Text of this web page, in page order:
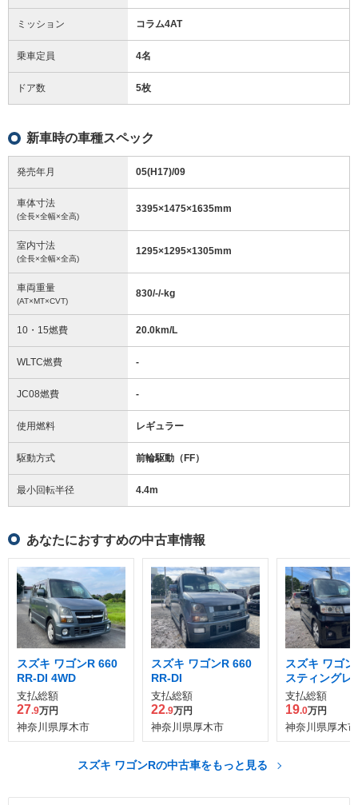
ミッション コラム4AT
乗車定員 4名
ドア数 5枚
新車時の車種スペック
発売年月 05(H17)/09
車体寸法
(全長×全幅×全高)
3395×1475×1635mm
室内寸法
(全長×全幅×全高)
1295×1295×1305mm
車両重量
(AT×MT×CVT)
830/-/-kg
10・15燃費 20.0km/L
WLTC燃費 -
JC08燃費 -
使用燃料 レギュラー
駆動方式 前輪駆動（FF）
最小回転半径 4.4m
あなたにおすすめの中古車情報
スズキ ワゴンR 660
RR-DI 4WD
支払総額
27.9万円
神奈川県厚木市
スズキ ワゴンR 660
RR-DI
支払総額
22.9万円
神奈川県厚木市
スズキ ワゴ
スティングレ
支払総額
19.0万円
神奈川県厚木市
スズキ ワゴンRの中古車をもっと見る